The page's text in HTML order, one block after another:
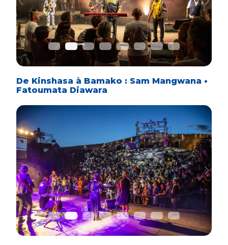
Previous Next
De Kinshasa à Bamako : Sam Mangwana •
Fatoumata Diawara
Previous Next